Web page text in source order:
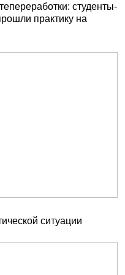
студенты-
практику на
ситуации